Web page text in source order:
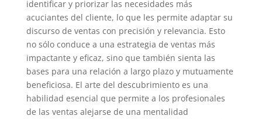
identificar y priorizar las necesidades más
acuciantes del cliente, lo que les permite adaptar su
discurso de ventas con precisión y relevancia. Esto
no sólo conduce a una estrategia de ventas más
impactante y eficaz, sino que también sienta las
bases para una relación a largo plazo y mutuamente
beneficiosa. El arte del descubrimiento es una
habilidad esencial que permite a los profesionales
de las ventas alejarse de una mentalidad